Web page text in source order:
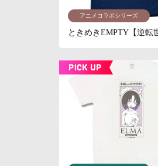
アニメコラボシリーズ
ときめきEMPTY【逆転